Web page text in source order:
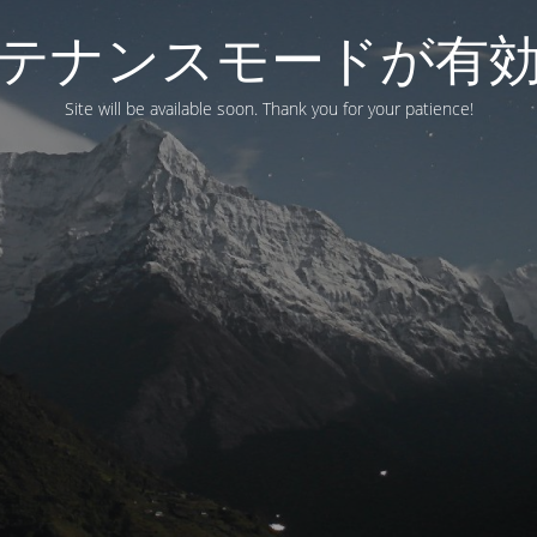
ナンスモードが有
Site will be available soon. Thank you for your patience!